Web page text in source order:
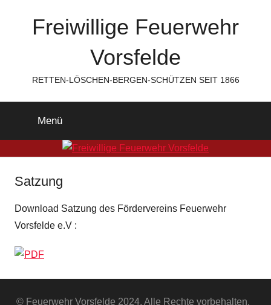
Freiwillige Feuerwehr
Vorsfelde
RETTEN-LÖSCHEN-BERGEN-SCHÜTZEN SEIT 1866
Menü
Satzung
Download Satzung des Fördervereins Feuerwehr
Vorsfelde e.V :
© Feuerwehr Vorsfelde 2024, Alle Rechte vorbehalten.